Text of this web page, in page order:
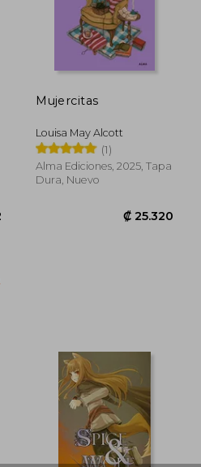
Mujercitas
Louisa May Alcott
(1)
Alma Ediciones, 2025, Tapa
Dura, Nuevo